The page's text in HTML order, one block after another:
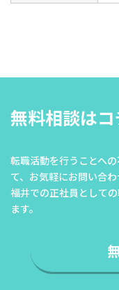
無料相談はコ
転職活動を行うことへ
て、 お気軽にお問い合わ
福井での正社員として
ます。